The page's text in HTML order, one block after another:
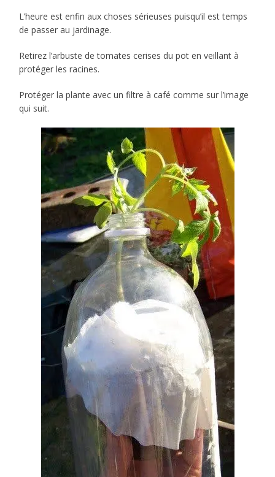
L’heure est enfin aux choses sérieuses puisqu’il est temps
de passer au jardinage.
Retirez l’arbuste de tomates cerises du pot en veillant à
protéger les racines.
Protéger la plante avec un filtre à café comme sur l’image
qui suit.